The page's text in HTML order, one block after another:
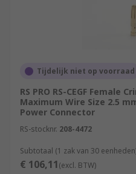
Tijdelijk niet op voorraad
RS PRO RS-CEGF Female
Maximum Wire Size 2.5
Power Connector
RS-stocknr. 208-4472
Subtotaal (1 zak van 30
€ 106,11(excl. BTW)